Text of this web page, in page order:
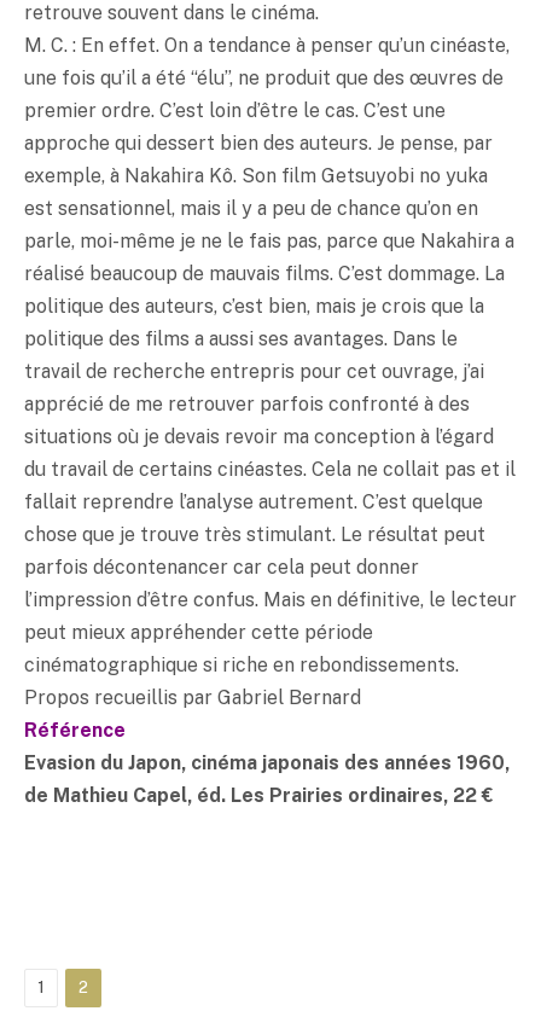
retrouve souvent dans le cinéma.
M. C. : En effet. On a tendance à penser qu’un cinéaste,
une fois qu’il a été “élu”, ne produit que des œuvres de
premier ordre. C’est loin d’être le cas. C’est une
approche qui dessert bien des auteurs. Je pense, par
exemple, à Nakahira Kô. Son film Getsuyobi no yuka
est sensationnel, mais il y a peu de chance qu’on en
parle, moi-même je ne le fais pas, parce que Nakahira a
réalisé beaucoup de mauvais films. C’est dommage. La
politique des auteurs, c’est bien, mais je crois que la
politique des films a aussi ses avantages. Dans le
travail de recherche entrepris pour cet ouvrage, j’ai
apprécié de me retrouver parfois confronté à des
situations où je devais revoir ma conception à l’égard
du travail de certains cinéastes. Cela ne collait pas et il
fallait reprendre l’analyse autrement. C’est quelque
chose que je trouve très stimulant. Le résultat peut
parfois décontenancer car cela peut donner
l’impression d’être confus. Mais en définitive, le lecteur
peut mieux appréhender cette période
cinématographique si riche en rebondissements.
Propos recueillis par Gabriel Bernard
Référence
Evasion du Japon, cinéma japonais des années 1960,
de Mathieu Capel, éd. Les Prairies ordinaires, 22 €
1 2